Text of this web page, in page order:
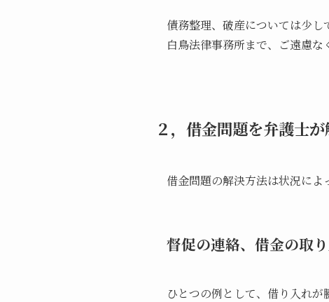
債務整理、破産については少し
白鳥法律事務所まで、ご遠慮な
２，借金問題を弁護士
借金問題の解決方法は状況によ
督促の連絡、借金の取
ひとつの例として、借り入れ